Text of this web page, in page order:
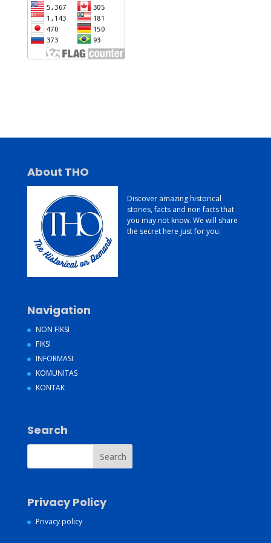
About THO
Discover amazing historical
stories, facts and non facts that
you may not know. We will share
the secret here just for you.
Navigation
NON FIKSI
FIKSI
INFORMASI
KOMUNITAS
KONTAK
Search
Privacy Policy
Privacy policy